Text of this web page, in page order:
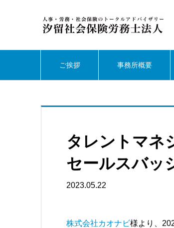
ご挨拶 事務所概要
タレントマネ
セールスバッ
2023.05.22
株式会社カオナビ様より、